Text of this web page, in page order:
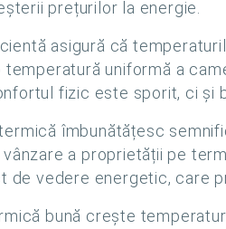
prețurilor la energie.
asigură că
uniformă a
fizic este sporit, ci și
îmbunătățesc
a proprietății pe
vedere energetic, care
bună crește